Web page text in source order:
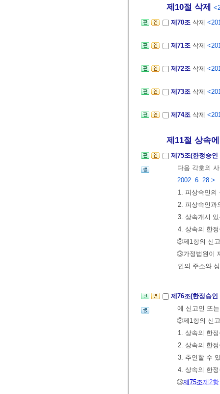
제10절 삭제
제70조 삭제
제71조 삭제
제72조 삭제
제73조 삭제
제74조 삭제
제11절 상속에
제75조(한정승
다음 각호의
2002. 6. 28.>
1. 피상속인의
2. 피상속인과
3. 상속개시
4. 상속의 한
②제1항의 신
③가정법원이
인의 주소와
제76조(한정승
에 신고인 또
②제1항의 신
1. 상속의 한
2. 상속의 한
3. 추인할 수
4. 상속의 한
③제75조제2항